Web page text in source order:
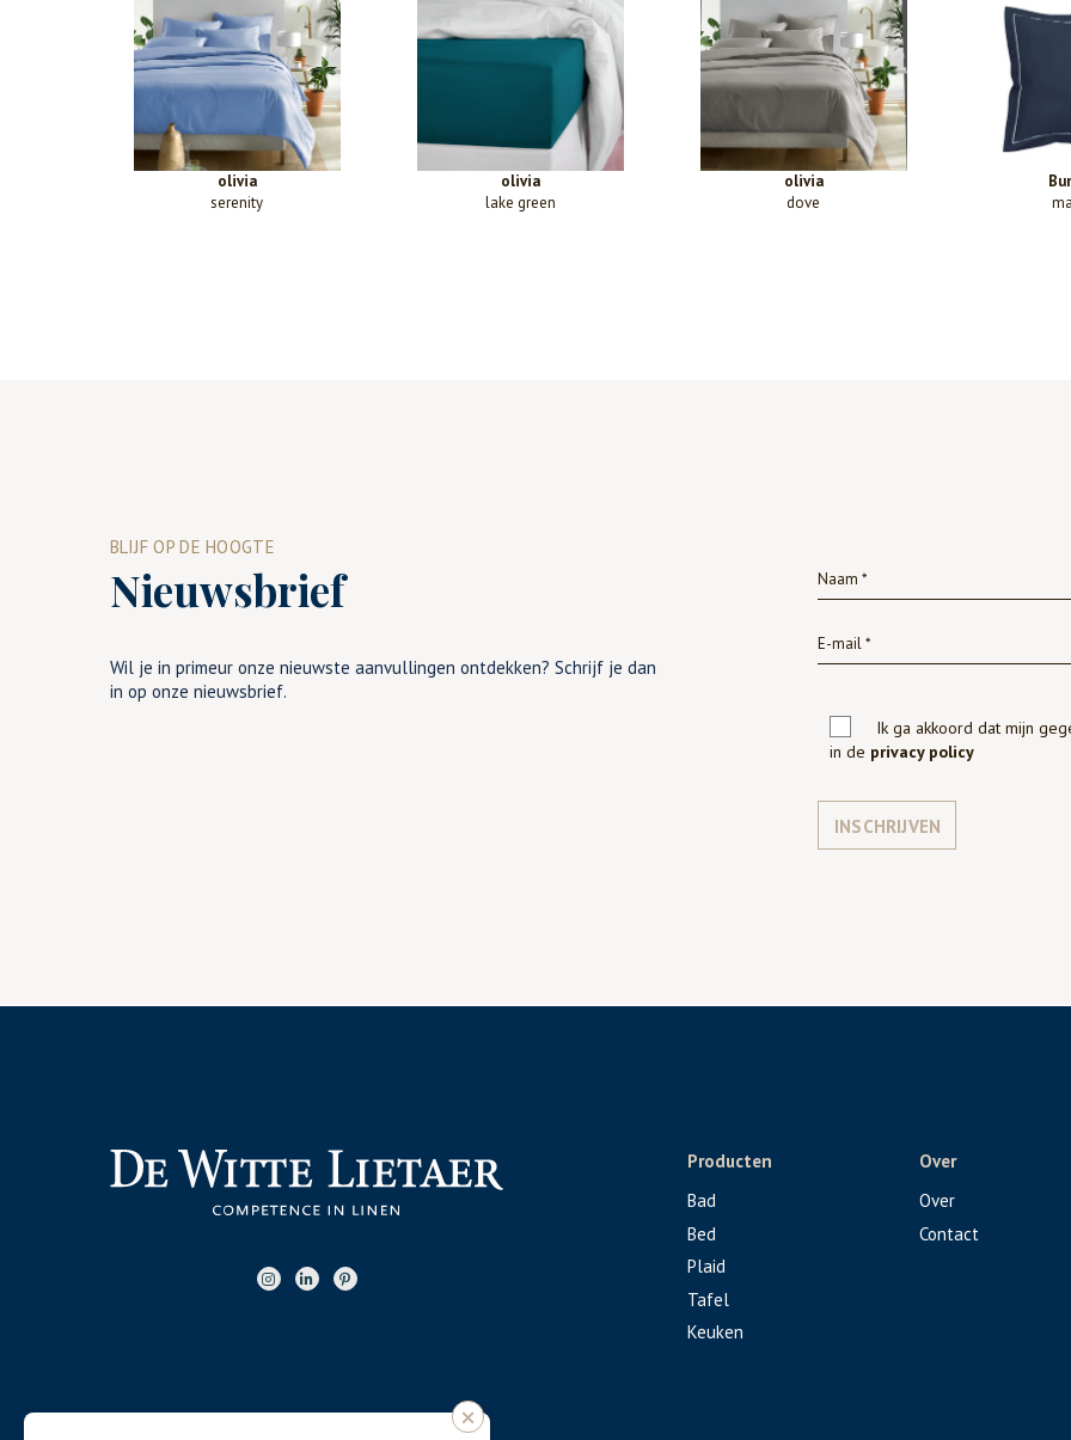
olivia
serenity
olivia
lake green
olivia
dove
BLIJF OP DE HOOGTE
Nieuwsbrief
Wil je in primeur onze nieuwste aanvullingen ontdekken? Schrijf je dan
in op onze nieuwsbrief.
Ik ga akkoord dat mijn
in de privacy policy
INSCHRIJVEN
Producten
Bad
Bed
Plaid
Tafel
Keuken
Over
Over
Contact